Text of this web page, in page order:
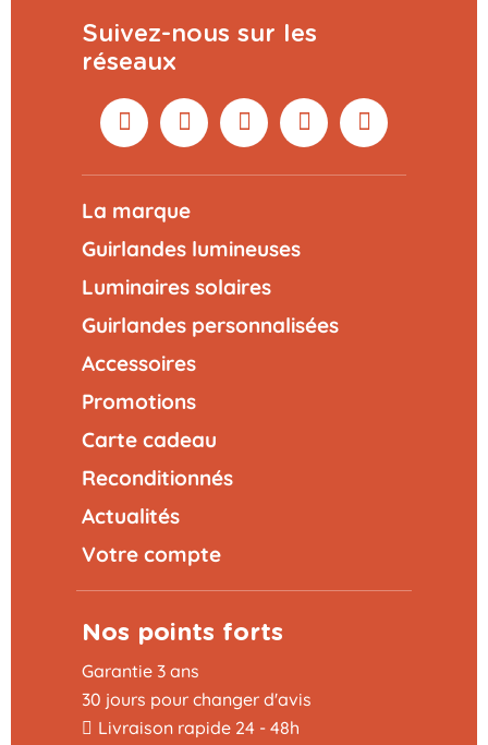
Suivez-nous sur les
réseaux
La marque
Guirlandes lumineuses
Luminaires solaires
Guirlandes personnalisées
Accessoires
Promotions
Carte cadeau
Reconditionnés
Actualités
Votre compte
Nos points forts
Garantie 3 ans
30 jours pour changer d'avis
Livraison rapide 24 - 48h